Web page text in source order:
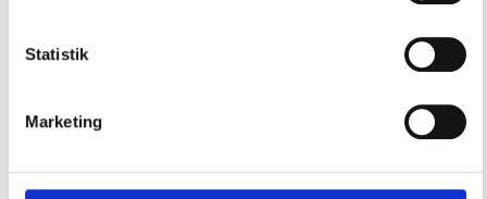
Statistik
Marketing